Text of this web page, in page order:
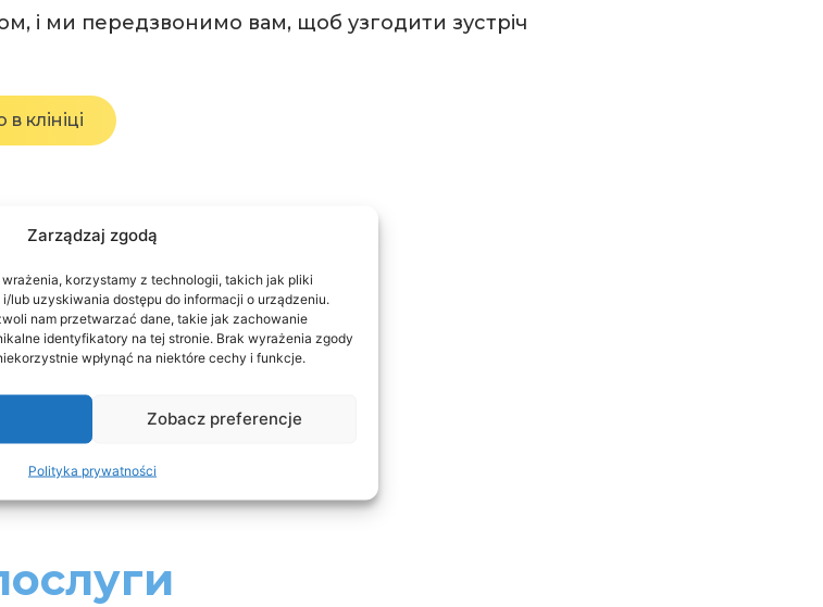
Zarządzaj zgodą
korzystamy z technologii, takich jak pliki
lub uzyskiwania dostępu do informacji o urządzeniu.
nam przetwarzać dane, takie jak zachowanie
identyfikatory na tej stronie. Brak wyrażenia zgody
wpłynąć na niektóre cechy i funkcje.
Zobacz preferencje
Polityka prywatności
і ми передзвонимо вам, щоб узгодити зустріч
клініці